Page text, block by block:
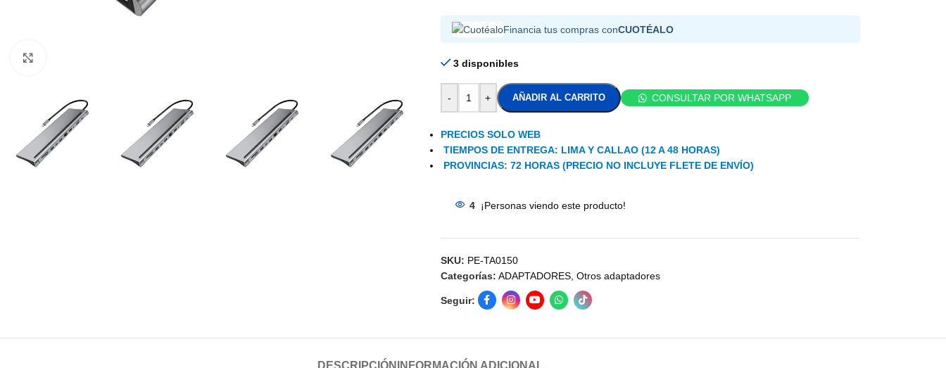
Financia tus compras conCUOTÉALO
3 disponibles
- + AÑADIR AL CARRITO CONSULTAR POR WHATSAPP
PRECIOS SOLO WEB
TIEMPOS DE ENTREGA: LIMA Y CALLAO (12 A 48 HORAS)
PROVINCIAS: 72 HORAS (PRECIO NO INCLUYE FLETE DE ENVÍO)
4 ¡Personas viendo este producto!
SKU: PE-TA0150
Categorías: ADAPTADORES, Otros adaptadores
Seguir: